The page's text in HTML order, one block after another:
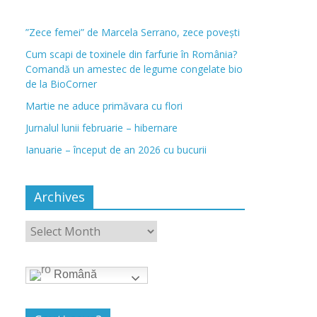
”Zece femei” de Marcela Serrano, zece povești
Cum scapi de toxinele din farfurie în România?
Comandă un amestec de legume congelate bio
de la BioCorner
Martie ne aduce primăvara cu flori
Jurnalul lunii februarie – hibernare
Ianuarie – început de an 2026 cu bucurii
Archives
Română